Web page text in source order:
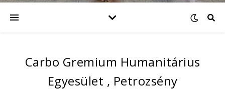
Carbo Gremium Humanitárius
Egyesület , Petrozsény